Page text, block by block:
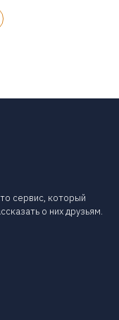
сервис, который
о них друзьям.